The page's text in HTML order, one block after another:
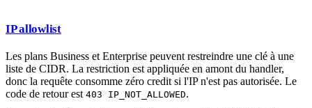
IP allowlist
Les plans Business et Enterprise peuvent restreindre une clé à une
liste de CIDR. La restriction est appliquée en amont du handler,
donc la requête consomme zéro credit si l'IP n'est pas autorisée. Le
code de retour est 403 IP_NOT_ALLOWED.